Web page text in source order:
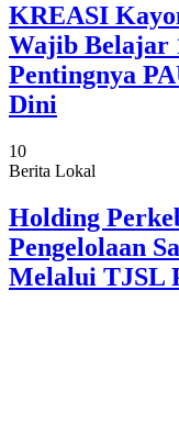
KREASI
Wajib Belajar
Pentingnya
Dini
10
Berita Lokal
Holding
Pengelolaan
Melalui TJSL